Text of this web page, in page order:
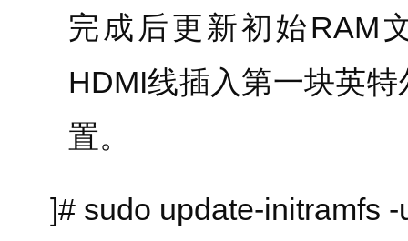
完成后更新初始RAM
HDMI线插入第一块英
置。
]# sudo update-initramfs -